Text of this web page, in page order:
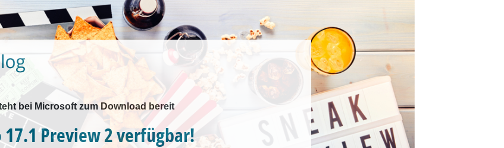
bei Microsoft zum Download bereit
Preview 2 verfügbar!